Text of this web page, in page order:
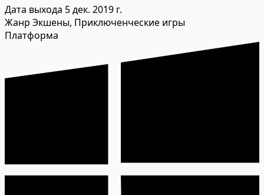
Дата выхода 5 дек. 2019 г.
Жанр Экшены, Приключенческие игры
Платформа